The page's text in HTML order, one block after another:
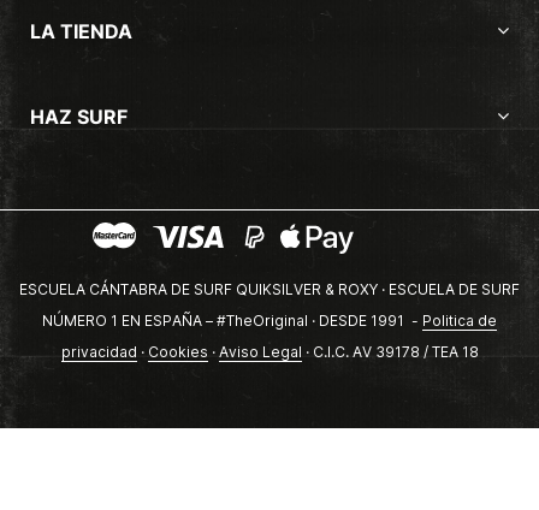
LA TIENDA
HAZ SURF
ESCUELA CÁNTABRA DE SURF QUIKSILVER & ROXY · ESCUELA DE SURF
NÚMERO 1 EN ESPAÑA – #TheOriginal · DESDE 1991 - Politica de
privacidad · Cookies · Aviso Legal · C.I.C. AV 39178 / TEA 18